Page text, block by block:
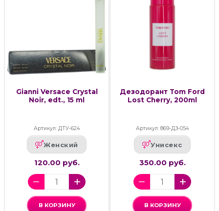
Gianni Versace Crystal
Noir, edt., 15 ml
Артикул: ДТУ-624
Женский
120.00 руб.
В КОРЗИНУ
Дезодорант Tom Ford
Lost Cherry, 200ml
Артикул: 869-ДЗ-054
Унисекс
350.00 руб.
В КОРЗИНУ